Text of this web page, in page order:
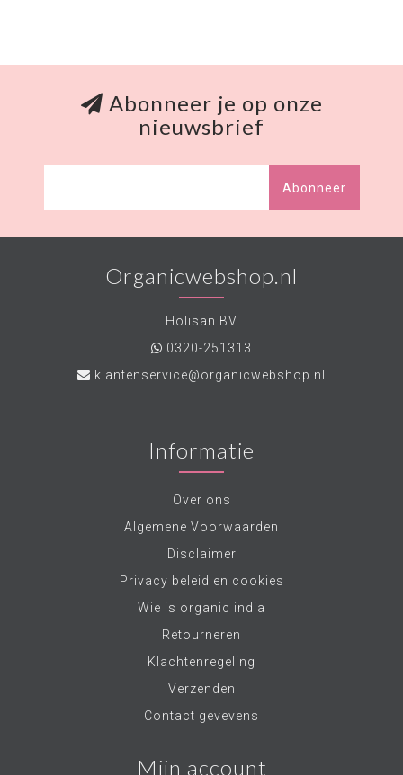
Abonneer je op onze
nieuwsbrief
Abonneer
Organicwebshop.nl
Holisan BV
0320-251313
klantenservice@organicwebshop.nl
Informatie
Over ons
Algemene Voorwaarden
Disclaimer
Privacy beleid en cookies
Wie is organic india
Retourneren
Klachtenregeling
Verzenden
Contact gevevens
Mijn account